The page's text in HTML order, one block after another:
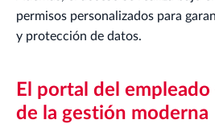
permisos personalizados para
y protección de datos.
El portal del
de la gestión moderna